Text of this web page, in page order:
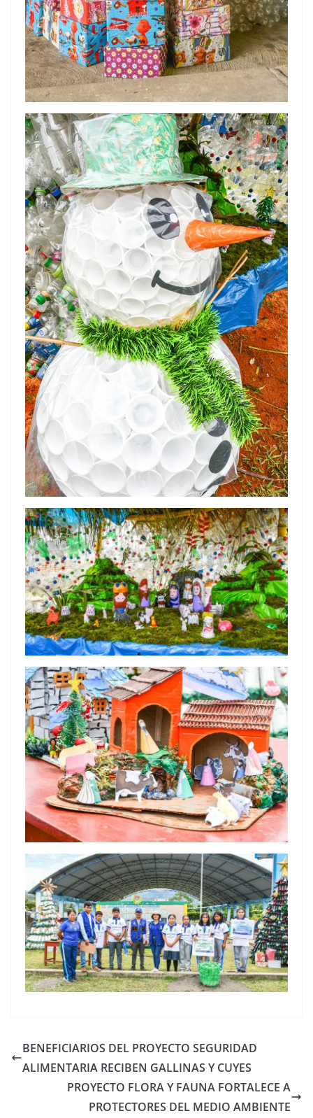
BENEFICIARIOS DEL PROYECTO SEGURIDAD
ALIMENTARIA RECIBEN GALLINAS Y CUYES
PROYECTO FLORA Y FAUNA FORTALECE A
PROTECTORES DEL MEDIO AMBIENTE